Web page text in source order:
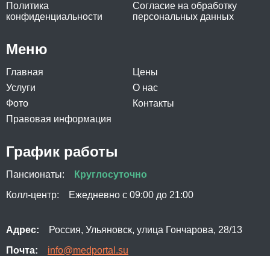
Политика
конфиденциальности
Согласие на обработку
персональных данных
Меню
Главная
Цены
Услуги
О нас
Фото
Контакты
Правовая информация
График работы
Пансионаты:
Круглосуточно
Колл-центр:
Ежедневно с 09:00 до 21:00
Адрес:
Россия, Ульяновск, улица Гончарова, 28/13
Почта:
info@medportal.su